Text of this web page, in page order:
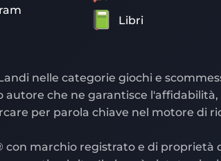
Libri
nelle categorie giochi e
che ne garantisce
per parola chiave nel motore di
marchio registrato e di proprietà di